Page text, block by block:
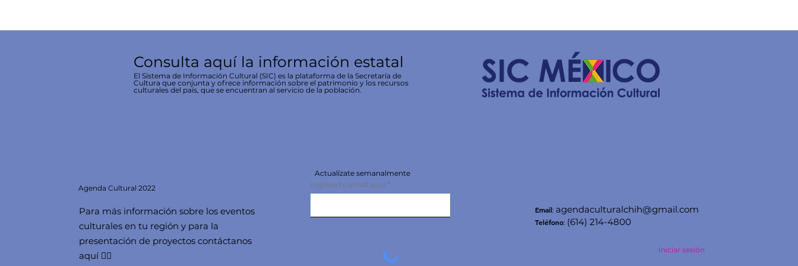
Consulta aquí la información estatal
El Sistema de Información Cultural (SIC) es la plataforma de la Secretaría de
Cultura que conjunta y ofrece información sobre el patrimonio y los recursos
culturales del país, que se encuentran al servicio de la población.
AgendaCultural 2022
Para más información sobre los eventos
culturales en tu región y para la
presentación de proyectos contáctanos
aquí 👇🏻
Actualízate semanalmente
Ingresa tu email aquí
Iniciar sesión
Email: agendaculturalchih@gmail.com
Teléfono: (614) 214-4800